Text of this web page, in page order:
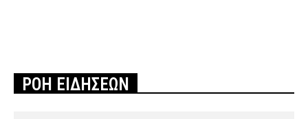
ΡΟΗ ΕΙΔΗΣΕΩΝ